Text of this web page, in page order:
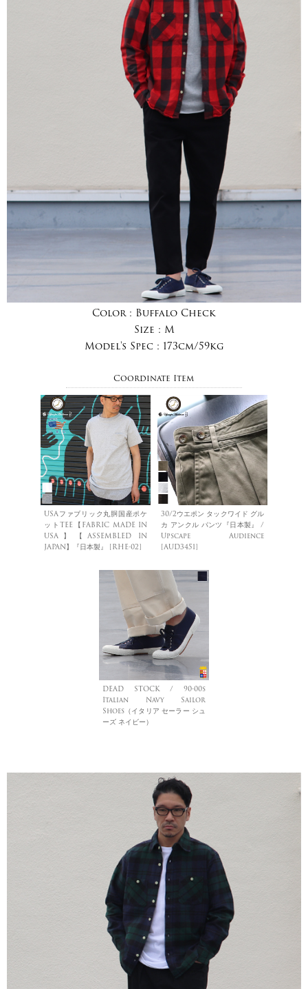
Color : Buffalo Check
Size : M
Model's Spec : 173cm/59kg
Coordinate Item
USAファブリック丸胴国産ポケ
ットTEE【FABRIC MADE IN
USA】【ASSEMBLED IN
JAPAN】『日本製』 [RHE-02]
30/2ウエポン タックワイド グル
カ アンクル パンツ『日本製』 /
Upscape Audience
[AUD3451]
DEAD STOCK / 90-00s
Italian Navy Sailor
Shoes（イタリア セーラー シュ
ーズ ネイビー）